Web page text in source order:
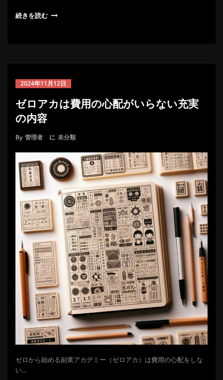
続きを読む
2024年11月12日
ゼロアカは費用の心配がいらない充実
の内容
By 管理者 に 未分類
ゼロから始める副業アカデミー（ゼロアカ）は費用の心配をしな
い…